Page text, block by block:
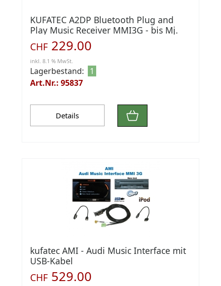
KUFATEC A2DP Bluetooth Plug and
Play Music Receiver MMI3G - bis Mj.
CHF 229.00
inkl. 8.1 % MwSt.
Lagerbestand:
1
Art.Nr.: 95837
Details
kufatec AMI - Audi Music Interface mit
USB-Kabel
CHF 529.00